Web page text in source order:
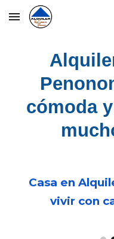
Skip to main content
cómoda
Casa en
vivir con